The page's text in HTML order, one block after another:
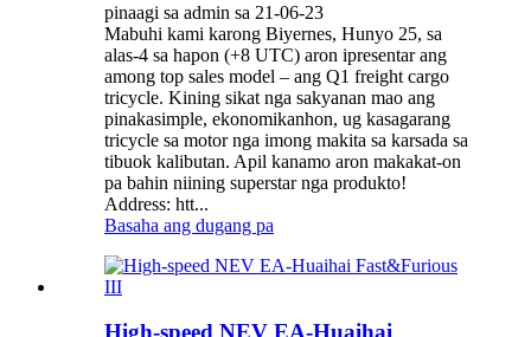
pinaagi sa admin sa 21-06-23
Mabuhi kami karong Biyernes, Hunyo 25, sa
alas-4 sa hapon (+8 UTC) aron ipresentar ang
among top sales model – ang Q1 freight cargo
tricycle. Kining sikat nga sakyanan mao ang
pinakasimple, ekonomikanhon, ug kasagarang
tricycle sa motor nga imong makita sa karsada sa
tibuok kalibutan. Apil kanamo aron makakat-on
pa bahin niining superstar nga produkto!
Address: htt...
Basaha ang dugang pa
High-speed NEV EA-Huaihai